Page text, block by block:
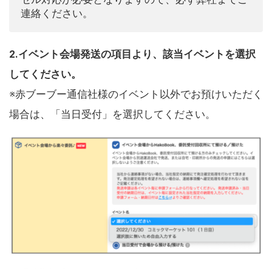
連絡ください。
2.イベント会場発送の項目より、該当イベントを選択
してください。
※赤ブーブー通信社様のイベント以外でお預けいただく
場合は、「当日受付」を選択してください。